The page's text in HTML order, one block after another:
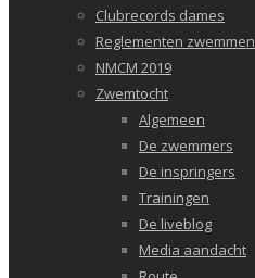
Clubrecords dames
Reglementen zwemmen
NMCM 2019
Zwemtocht
Algemeen
De zwemmers
De inspringers
Trainingen
De liveblog
Media aandacht